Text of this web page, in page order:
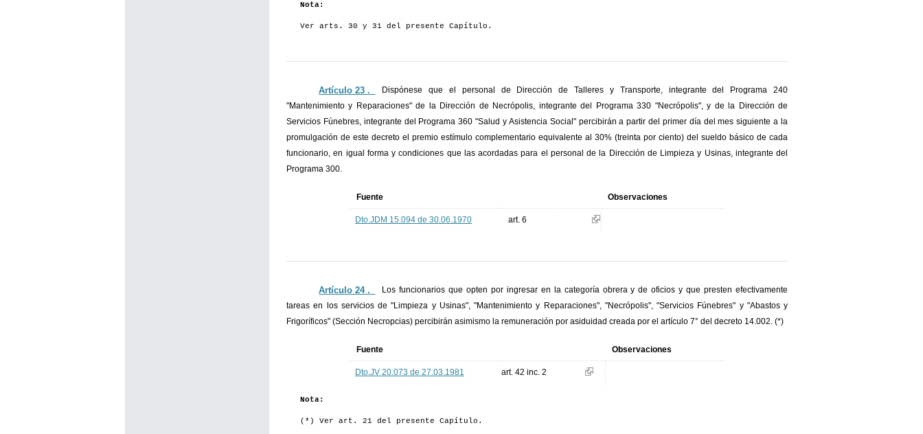
Nota:
Ver arts. 30 y 31 del presente Capítulo.
Artículo 23 ._
Dispónese que el personal de Dirección de Talleres y Transporte, integrante del Programa 240
"Mantenimiento y Reparaciones" de la Dirección de Necrópolis, integrante del Programa 330 "Necrópolis", y de la Dirección de
Servicios Fúnebres, integrante del Programa 360 "Salud y Asistencia Social" percibirán a partir del primer día del mes siguiente a la
promulgación de este decreto el premio estímulo complementario equivalente al 30% (treinta por ciento) del sueldo básico de cada
funcionario, en igual forma y condiciones que las acordadas para el personal de la Dirección de Limpieza y Usinas, integrante del
Programa 300.
Fuente Observaciones
Dto.JDM 15.094 de 30.06.1970 art. 6
Artículo 24 ._
Los funcionarios que opten por ingresar en la categoría obrera y de oficios y que presten efectivamente
tareas en los servicios de "Limpieza y Usinas", "Mantenimiento y Reparaciones", "Necrópolis", "Servicios Fúnebres" y "Abastos y
Frigoríficos" (Sección Necropcias) percibirán asimismo la remuneración por asiduidad creada por el artículo 7° del decreto 14.002. (*)
Fuente Observaciones
Dto.JV 20.073 de 27.03.1981 art. 42 inc. 2
Nota:
(*) Ver art. 21 del presente Capítulo.